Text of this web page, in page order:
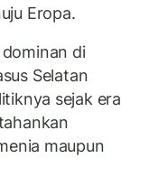
Eropa.
di
Selatan
sejak era
maupun